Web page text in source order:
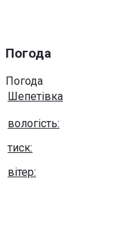
Погода
Погода
Шепетівка
вологість:
тиск:
вітер: